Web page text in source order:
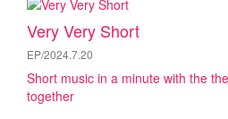
Very Very Short
EP/2024.7.20
Short music in a minute with the
together